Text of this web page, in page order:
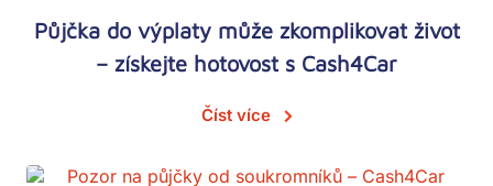
Půjčka do výplaty může zkomplikovat život
– získejte hotovost s Cash4Car
Číst více